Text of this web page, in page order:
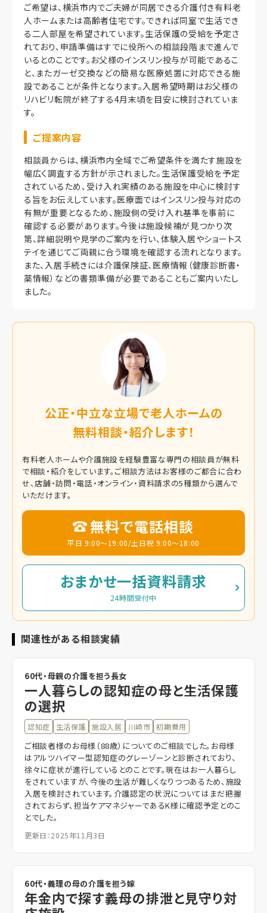
ご希望は、横浜市内でご夫婦が同居できる介護付き有料老
人ホームまたは高齢者住宅です。できれば同室で生活でき
る二人部屋を希望されています。生活保護の受給を予定さ
れており、申請準備はすでに役所への相談段階まで進んで
いるとのことです。お父様のインスリン投与が可能であるこ
と、またガーゼ交換などの簡易な医療処置に対応できる施
設であることが条件となります。入居希望時期はお父様の
リハビリ転院が終了する4月末頃を目安に検討されていま
す。
ご提案内容
相談員からは、横浜市内全域でご希望条件を満たす施設を
幅広く調査する方針が示されました。生活保護受給を予定
されているため、受け入れ実績のある施設を中心に検討す
る旨をお伝えしています。医療面ではインスリン投与対応の
有無が重要となるため、施設側の受け入れ基準を事前に
確認する必要があります。今後は施設候補が見つかり次
第、詳細説明や見学のご案内を行い、体験入居やショートス
テイを通じてご両親に合う環境を確認する流れとなります。
また、入居手続きには介護保険証、医療情報（健康診断書・
薬情報）などの書類準備が必要であることもご案内いたし
ました。
公正・中立な立場で老人ホームの
無料相談・紹介します！
有料老人ホームや介護施設を経験豊富な専門の相談員が無料
で相談・紹介をしています。 ご相談方法はお客様のご都合に合わ
せ、店舗・訪問・電話・オンライン・資料請求の5種類から選んで
いただけます。
無料で電話相談
平日 9:00～19:00/土日祝 9:00～18:00
おまかせ一括資料請求
24時間受付中
関連性がある相談実績
60代・母親の介護を担う長女
一人暮らしの認知症の母と生活保護
の選択
認知症 生活保護 施設入居 川崎市 初期費用
ご相談者様のお母様（88歳）についてのご相談でした。お母様
はアルツハイマー型認知症のグレーゾーンと診断されており、
徐々に症状が進行しているとのことです。現在はお一人暮らし
をされていますが、今後の生活が難しくなりつつあるため、施設
入居を検討されています。介護認定の状況についてはまだ把握
されておらず、担当ケアマネジャーであるK様に確認予定とのこ
とでした。
更新日：2025年11月3日
60代・義理の母の介護を担う嫁
年金内で探す義母の排泄と見守り対